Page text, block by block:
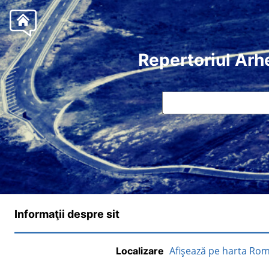
Repertoriul
Informaţii despre sit
Localizare Afişează pe harta